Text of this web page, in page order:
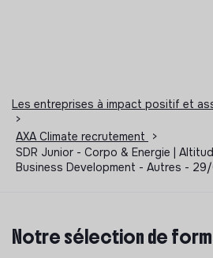
Les entreprises à impact positif et
>
AXA Climate recrutement
>
SDR Junior - Corpo & Energie |
Business Development - Autres -
Notre sélection de